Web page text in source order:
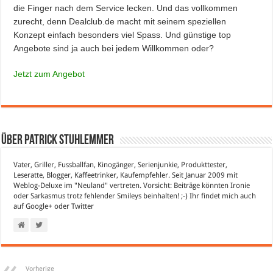
die Finger nach dem Service lecken. Und das vollkommen
zurecht, denn Dealclub.de macht mit seinem speziellen
Konzept einfach besonders viel Spass. Und günstige top
Angebote sind ja auch bei jedem Willkommen oder?
Jetzt zum Angebot
Über Patrick Stuhlemmer
Vater, Griller, Fussballfan, Kinogänger, Serienjunkie, Produkttester,
Leseratte, Blogger, Kaffeetrinker, Kaufempfehler. Seit Januar 2009 mit
Weblog-Deluxe im "Neuland" vertreten. Vorsicht: Beiträge könnten Ironie
oder Sarkasmus trotz fehlender Smileys beinhalten! ;-) Ihr findet mich auch
aufGoogle+ oderTwitter
Vorherige